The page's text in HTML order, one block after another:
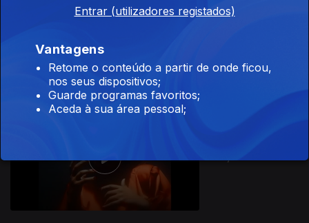
Entrar (utilizadores registados)
Vantagens
Retome o conteúdo a partir de onde ficou,
nos seus dispositivos;
Guarde programas favoritos;
Aceda à sua área pessoal;